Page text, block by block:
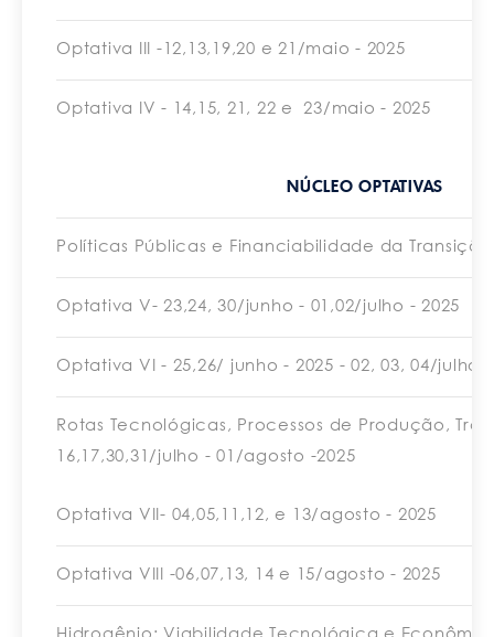
Optativa III -12,13,19,20 e 21/maio - 2025
Optativa IV - 14,15, 21, 22 e 23/maio - 2025
NÚCLEO OPTATIVAS
Políticas Públicas e Financiabilidade da
Optativa V- 23,24, 30/junho - 01,02/julho - 2025
Optativa VI - 25,26/ junho - 2025 - 02, 03, 04/julho -
Rotas Tecnológicas, Processos de Produção,
16,17,30,31/julho - 01/agosto -2025
Optativa VII- 04,05,11,12, e 13/agosto - 2025
Optativa VIII -06,07,13, 14 e 15/agosto - 2025
Hidrogênio: Viabilidade Tecnológica e